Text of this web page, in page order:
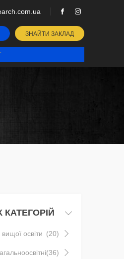
ЗНАЙТИ ЗАКЛАД
освіти (20)
(36)